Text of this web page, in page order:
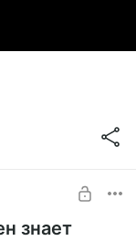
знает